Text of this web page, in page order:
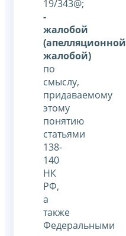
19/343@;
-
жалобой
(апелляционной
жалобой)
по
смыслу,
придаваемому
этому
понятию
статьями
138-
140
НК
РФ,
а
также
Федеральными